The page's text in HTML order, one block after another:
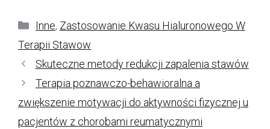
Kategorie
Inne, Zastosowanie Kwasu Hialuronowego W
Terapii Stawow
Skuteczne metody redukcji zapalenia stawów
Terapia poznawczo-behawioralna a
zwiększenie motywacji do aktywności fizycznej u
pacjentów z chorobami reumatycznymi